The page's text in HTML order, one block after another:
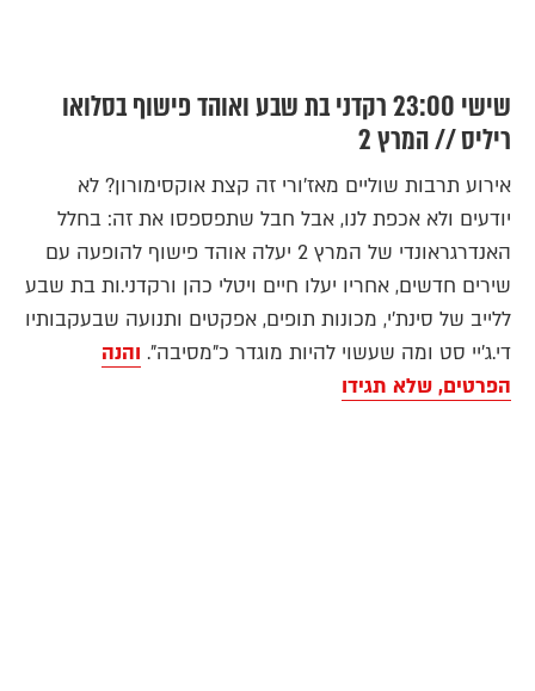
שישי 23:00 רקדני בת שבע ואוהד פישוף בסלואו
ריליס // המרץ 2
אירוע תרבות שוליים מאז'ורי זה קצת אוקסימורון? לא
יודעים ולא אכפת לנו, אבל חבל שתפספסו את זה: בחלל
האנדרגראונדי של המרץ 2 יעלה אוהד פישוף להופעה עם
שירים חדשים, אחריו יעלו חיים ויטלי כהן ורקדני.ות בת שבע
ללייב של סינת'י, מכונות תופים, אפקטים ותנועה שבעקבותיו
די.ג'יי סט ומה שעשוי להיות מוגדר כ"מסיבה". והנה
הפרטים, שלא תגידו